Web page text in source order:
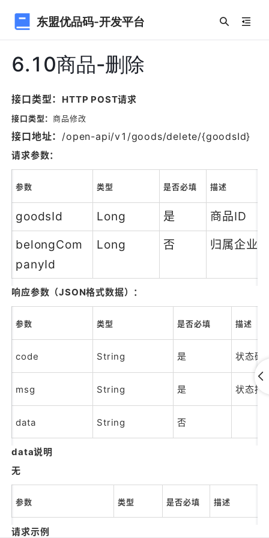
东盟优品码-开发平台
6.10商品-删除
接口类型： HTTP POST请求
接口类型：商品修改
接口地址： /open-api/v1/goods/delete/{goodsId}
请求参数：
参数 类型 是否必填 描述
goodsId Long 是
商品ID
belongCom
panyId
Long 否 归属企业
响应参数（JSON格式数据）：
参数 类型 是否必填 描述
code String 是 状态码
msg String 是 状态描
data String 否
data说明
无
参数 类型 是否必填 描述
请求示例